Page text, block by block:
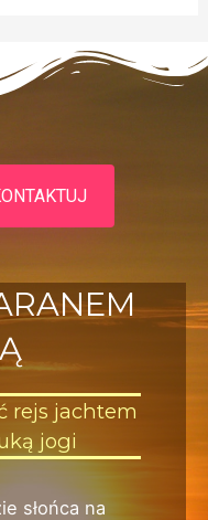
rejs jachtem
jogi
słońca na